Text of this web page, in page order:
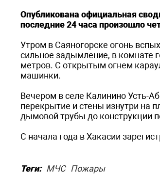
Опубликована официальная
последние 24 часа произошло
Утром в Саяногорске огонь
сильное задымление, в комнате
метров. С открытым огнем
машинки.
Вечером в селе Калинино Усть-
перекрытие и стены изнутри на
дымовой трубы до конструкции
С начала года в Хакасии
Теги: МЧС Пожары